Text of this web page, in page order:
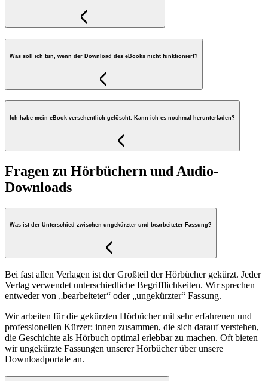
Was soll ich tun, wenn der Download des eBooks nicht funktioniert?
Ich habe mein eBook versehentlich gelöscht. Kann ich es nochmal herunterladen?
Fragen zu Hörbüchern und Audio-
Downloads
Was ist der Unterschied zwischen ungekürzter und bearbeiteter Fassung?
Bei fast allen Verlagen ist der Großteil der Hörbücher gekürzt. Jeder
Verlag verwendet unterschiedliche Begrifflichkeiten. Wir sprechen
entweder von „bearbeiteter“ oder „ungekürzter“ Fassung.
Wir arbeiten für die gekürzten Hörbücher mit sehr erfahrenen und
professionellen Kürzer: innen zusammen, die sich darauf verstehen,
die Geschichte als Hörbuch optimal erlebbar zu machen. Oft bieten
wir ungekürzte Fassungen unserer Hörbücher über unsere
Downloadportale an.